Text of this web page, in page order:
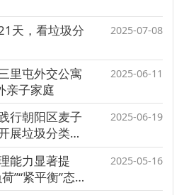
天，看垃圾分
2025-07-08
里屯外交公寓
亲子家庭
2025-06-11
行朝阳区麦子
展垃圾分类主
2025-06-19
能力显著提
”“紧平衡”态
2025-05-16